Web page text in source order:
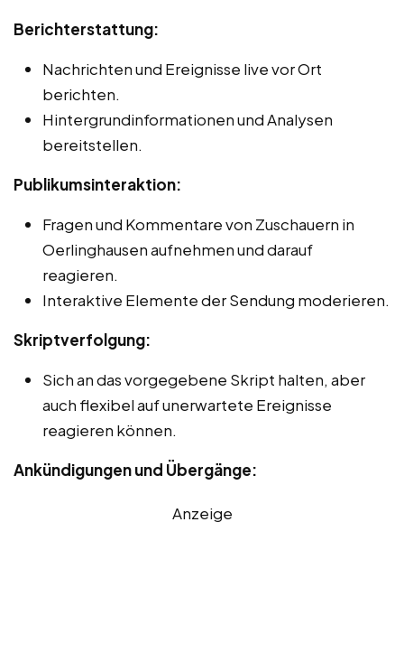
Berichterstattung:
Nachrichten und Ereignisse live vor Ort
berichten.
Hintergrundinformationen und Analysen
bereitstellen.
Publikumsinteraktion:
Fragen und Kommentare von Zuschauern in
Oerlinghausen aufnehmen und darauf
reagieren.
Interaktive Elemente der Sendung moderieren.
Skriptverfolgung:
Sich an das vorgegebene Skript halten, aber
auch flexibel auf unerwartete Ereignisse
reagieren können.
Ankündigungen und Übergänge:
Anzeige